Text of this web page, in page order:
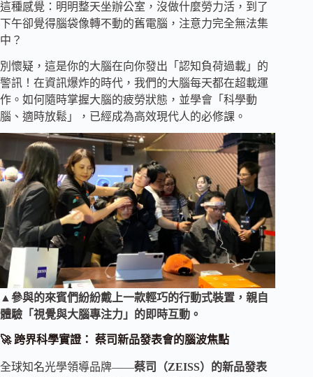
這種感覺：明明整天坐辦公室，沒做什麼勞力活，到了
下午卻覺得腦袋像轉不動的舊電腦，注意力完全無法集
中？
別懷疑，這是你的大腦在向你發出「認知負荷過載」的
警訊！在資訊爆炸的時代，我們的大腦每天都在超載運
作。如何隨時掌握大腦的疲勞狀態，並學會「科學動
腦、適時放鬆」，已經成為高效現代人的必修課。
▲參與的來賓們紛紛戴上一款輕巧的行動式裝置，親自
體驗「視覺與大腦專注力」的即時互動。
🚀 跨界科學實證： 蔡司新品發表會的腦波焦點
全球知名光學領導品牌——蔡司（ZEISS）的新品發表